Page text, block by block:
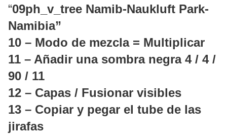
“09ph_v_tree Namib-Naukluft Park-
Namibia”
10 – Modo de mezcla = Multiplicar
11 – Añadir una sombra negra 4 / 4 /
90 / 11
12 – Capas / Fusionar visibles
13 – Copiar y pegar el tube de las
jirafas